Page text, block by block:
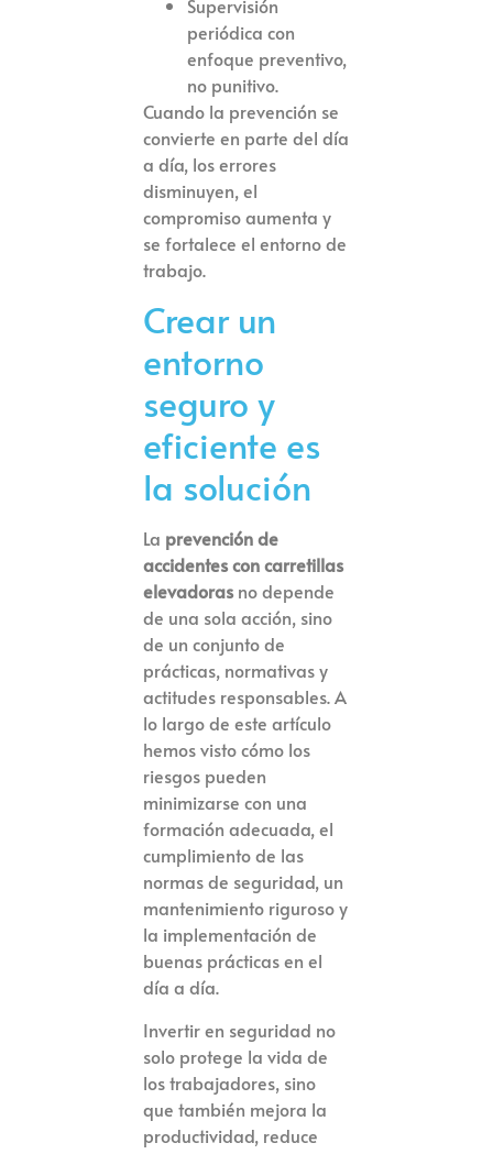
Supervisión
periódica con
enfoque preventivo,
no punitivo.
Cuando la prevención se
convierte en parte del día
a día, los errores
disminuyen, el
compromiso aumenta y
se fortalece el entorno de
trabajo.
Crear un
entorno
seguro y
eficiente es
la solución
La prevención de
accidentes con carretillas
elevadorasno depende
de una sola acción, sino
de un conjunto de
prácticas, normativas y
actitudes responsables. A
lo largo de este artículo
hemos visto cómo los
riesgos pueden
minimizarse con una
formación adecuada, el
cumplimiento de las
normas de seguridad, un
mantenimiento riguroso y
la implementación de
buenas prácticas en el
día a día.
Invertir en seguridad no
solo protege la vida de
los trabajadores, sino
que también mejora la
productividad, reduce